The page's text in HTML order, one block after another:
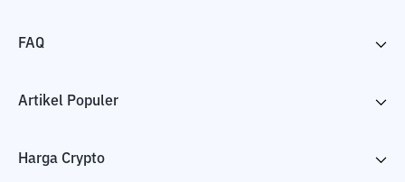
FAQ
Artikel Populer
Harga Crypto